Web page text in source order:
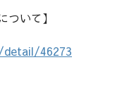
ついて】
46273